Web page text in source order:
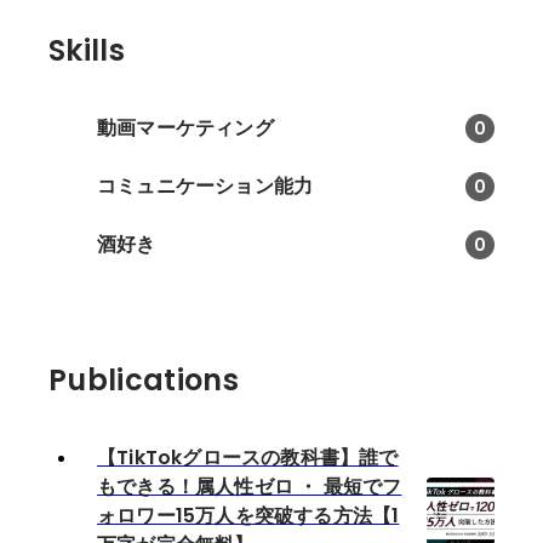
Skills
動画マーケティング 0
コミュニケーション能力 0
酒好き 0
Publications
【TikTokグロースの教科書】誰で
もできる！属人性ゼロ ・ 最短でフ
ォロワー15万人を突破する方法【1